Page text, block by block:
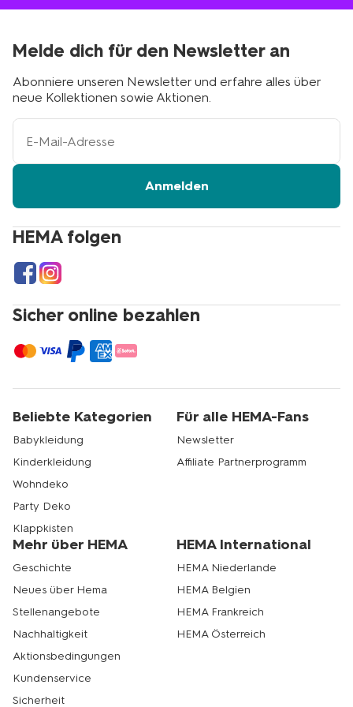
HEMA folgen
Sicher online bezahlen
Melde dich für den Newsletter an
Abonniere unseren Newsletter und erfahre alles über
neue Kollektionen sowie Aktionen.
Ihre
Adresse
Anmelden
Beliebte Kategorien
Babykleidung
Kinderkleidung
Wohndeko
Party Deko
Klappkisten
Für alle HEMA-Fans
Newsletter
Affiliate Partnerprogramm
Mehr über HEMA
Geschichte
Neues über Hema
Stellenangebote
Nachhaltigkeit
Aktionsbedingungen
Kundenservice
Sicherheit
HEMA International
HEMA Niederlande
HEMA Belgien
HEMA Frankreich
HEMA Österreich